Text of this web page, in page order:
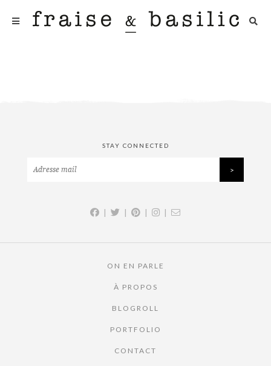
STAY CONNECTED
| | | |
ON EN PARLE
À PROPOS
BLOGROLL
PORTFOLIO
CONTACT